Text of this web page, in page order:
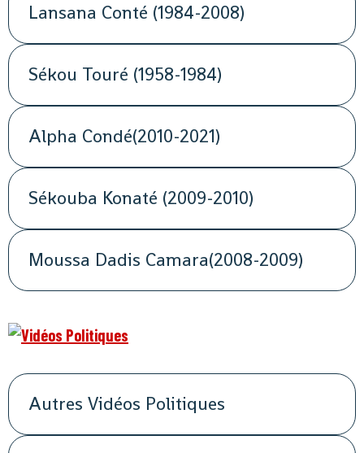
Lansana Conté (1984-2008)
Sékou Touré (1958-1984)
Alpha Condé(2010-2021)
Sékouba Konaté (2009-2010)
Moussa Dadis Camara(2008-2009)
Autres Vidéos Politiques